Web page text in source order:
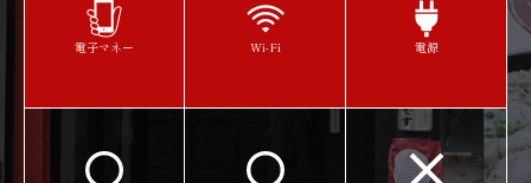
電子マネー Wi-Fi 電源